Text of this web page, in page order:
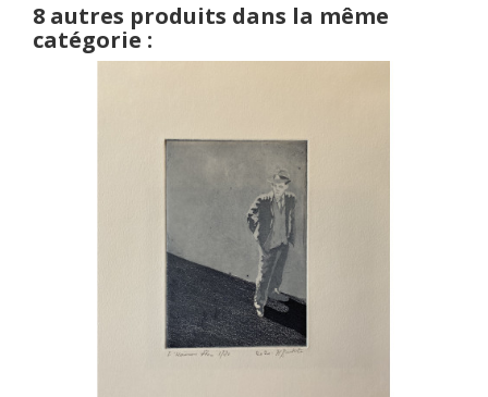
8 autres produits dans la même
catégorie :